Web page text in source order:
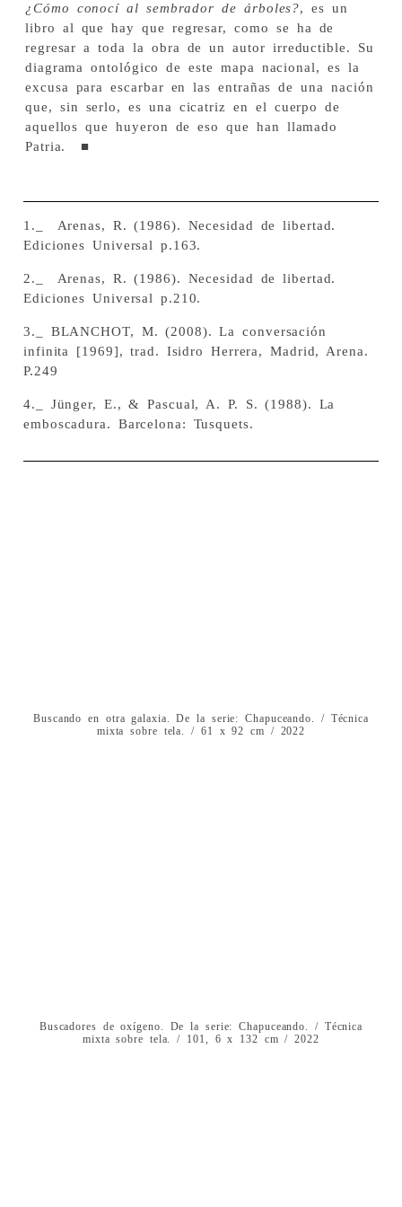
¿Cómo conocí al sembrador de árboles?, es un
libro al que hay que regresar, como se ha de
regresar a toda la obra de un autor irreductible. Su
diagrama ontológico de este mapa nacional, es la
excusa para escarbar en las entrañas de una nación
que, sin serlo, es una cicatriz en el cuerpo de
aquellos que huyeron de eso que han llamado
Patria. ■
1._ Arenas, R. (1986). Necesidad de libertad.
Ediciones Universal p.163.
2._ Arenas, R. (1986). Necesidad de libertad.
Ediciones Universal p.210.
3._ BLANCHOT, M. (2008). La conversación
infinita [1969], trad. Isidro Herrera, Madrid, Arena.
P.249
4._ Jünger, E., & Pascual, A. P. S. (1988). La
emboscadura. Barcelona: Tusquets.
Buscando en otra galaxia. De la serie: Chapuceando. / Técnica
mixta sobre tela. / 61 x 92 cm / 2022
Buscadores de oxígeno. De la serie: Chapuceando. / Técnica
mixta sobre tela. / 101, 6 x 132 cm / 2022